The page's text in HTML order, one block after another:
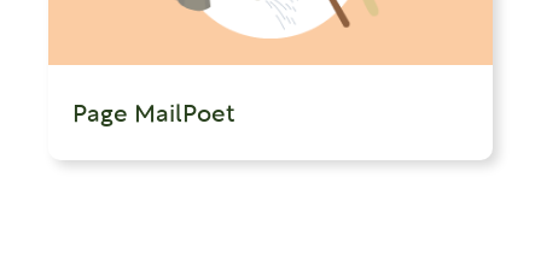
Page MailPoet